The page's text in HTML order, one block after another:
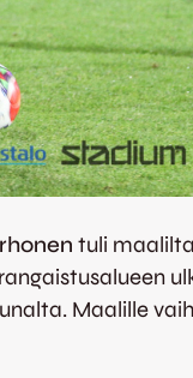
tuli
Maalille